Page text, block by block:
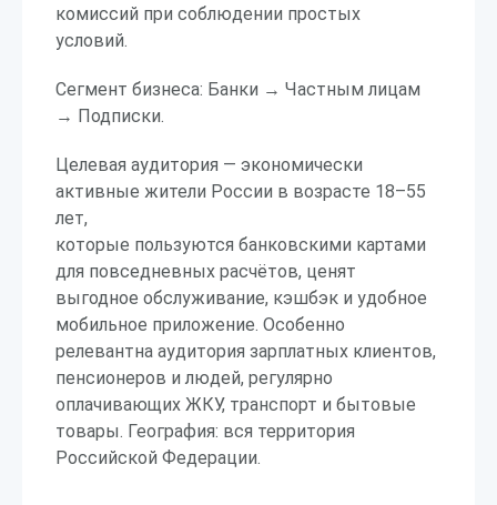
комиссий при соблюдении простых
условий.
Сегмент бизнеса: Банки → Частным лицам
→ Подписки.
Целевая аудитория — экономически
активные жители России в возрасте 18–55
лет,
которые пользуются банковскими картами
для повседневных расчётов, ценят
выгодное обслуживание, кэшбэк и удобное
мобильное приложение. Особенно
релевантна аудитория зарплатных клиентов,
пенсионеров и людей, регулярно
оплачивающих ЖКУ, транспорт и бытовые
товары. География: вся территория
Российской Федерации.